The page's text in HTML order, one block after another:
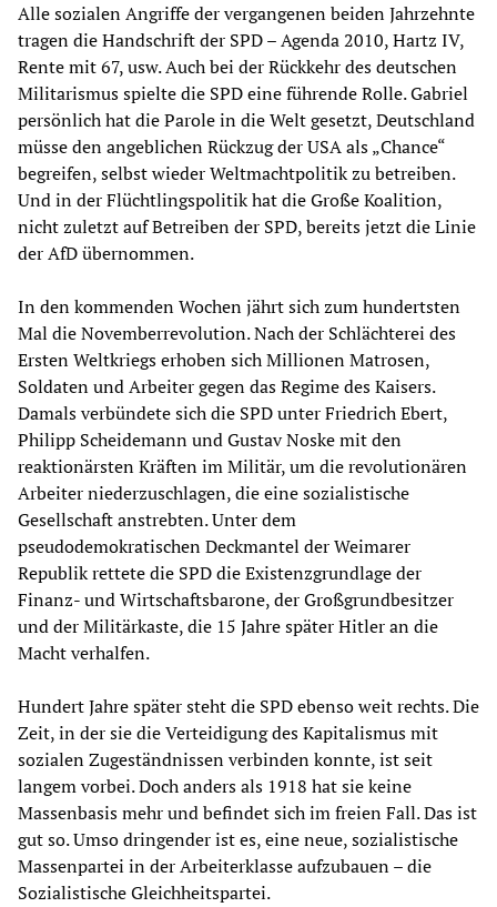
Alle sozialen Angriffe der vergangenen beiden Jahrzehnte
tragen die Handschrift der SPD – Agenda 2010, Hartz IV,
Rente mit 67, usw. Auch bei der Rückkehr des deutschen
Militarismus spielte die SPD eine führende Rolle. Gabriel
persönlich hat die Parole in die Welt gesetzt, Deutschland
müsse den angeblichen Rückzug der USA als „Chance“
begreifen, selbst wieder Weltmachtpolitik zu betreiben.
Und in der Flüchtlingspolitik hat die Große Koalition,
nicht zuletzt auf Betreiben der SPD, bereits jetzt die Linie
der AfD übernommen.
In den kommenden Wochen jährt sich zum hundertsten
Mal die Novemberrevolution. Nach der Schlächterei des
Ersten Weltkriegs erhoben sich Millionen Matrosen,
Soldaten und Arbeiter gegen das Regime des Kaisers.
Damals verbündete sich die SPD unter Friedrich Ebert,
Philipp Scheidemann und Gustav Noske mit den
reaktionärsten Kräften im Militär, um die revolutionären
Arbeiter niederzuschlagen, die eine sozialistische
Gesellschaft anstrebten. Unter dem
pseudodemokratischen Deckmantel der Weimarer
Republik rettete die SPD die Existenzgrundlage der
Finanz- und Wirtschaftsbarone, der Großgrundbesitzer
und der Militärkaste, die 15 Jahre später Hitler an die
Macht verhalfen.
Hundert Jahre später steht die SPD ebenso weit rechts. Die
Zeit, in der sie die Verteidigung des Kapitalismus mit
sozialen Zugeständnissen verbinden konnte, ist seit
langem vorbei. Doch anders als 1918 hat sie keine
Massenbasis mehr und befindet sich im freien Fall. Das ist
gut so. Umso dringender ist es, eine neue, sozialistische
Massenpartei in der Arbeiterklasse aufzubauen – die
Sozialistische Gleichheitspartei.